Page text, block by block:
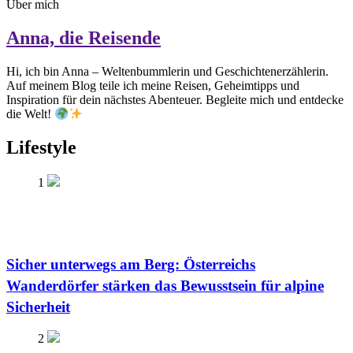
Über mich
Anna, die Reisende
Hi, ich bin Anna – Weltenbummlerin und Geschichtenerzählerin.
Auf meinem Blog teile ich meine Reisen, Geheimtipps und
Inspiration für dein nächstes Abenteuer. Begleite mich und entdecke
die Welt!
Lifestyle
1
Sicher unterwegs am Berg: Österreichs
Wanderdörfer stärken das Bewusstsein für alpine
Sicherheit
2